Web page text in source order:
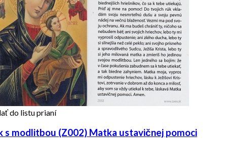
do listu prianí
s modlitbou (Z002) Matka ustavičnej pomoci